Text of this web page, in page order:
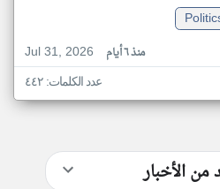
Jul 31, 2026
منذ ٦ أيام
عدد الكلمات: ٤٤٢
من الأخبار